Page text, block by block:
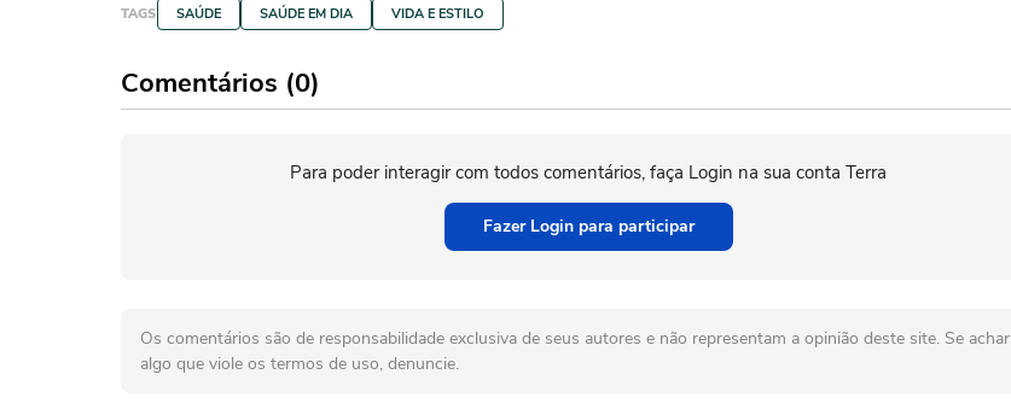
TAGS SAÚDE SAÚDE EM DIA VIDA E ESTILO
Comentários (0)
Para poder interagir com todos comentários, faça Login na sua conta Terra
Fazer Login para participar
Os comentários são de responsabilidade exclusiva de seus autores e não representam a opinião deste site. Se achar
algo que viole os termos de uso, denuncie.